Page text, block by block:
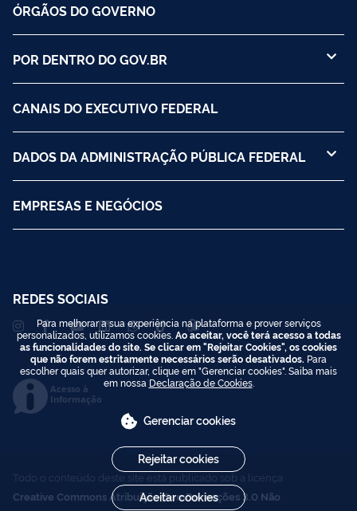
ÓRGÃOS DO GOVERNO
POR DENTRO DO GOV.BR
CANAIS DO EXECUTIVO FEDERAL
DADOS DA ADMINISTRAÇÃO PÚBLICA FEDERAL
EMPRESAS E NEGÓCIOS
REDES SOCIAIS
Acesso à
Informação
Todo o conteúdo deste site está publicado sob a licença
Creative Commons Atribuição-SemDerivações 3.0 Não
Para melhorar a sua experiência na plataforma e prover serviços
personalizados, utilizamos cookies. Ao aceitar, você terá acesso a todas
as funcionalidades do site. Se clicar em "Rejeitar Cookies", os cookies
que não forem estritamente necessários serão desativados. Para
escolher quais quer autorizar, clique em "Gerenciar cookies". Saiba mais
em nossa Declaração de Cookies.
Gerenciar cookies
Rejeitar cookies
Aceitar cookies